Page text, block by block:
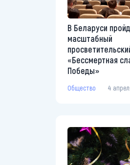
В Беларуси
масштабный
«Бессмертная
Победы»
Общество 4